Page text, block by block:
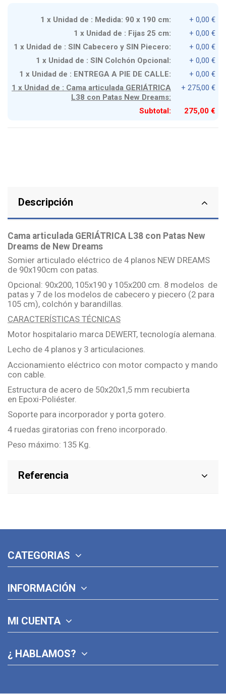
1 x Unidad de : Medida: 90 x 190 cm:
+ 0,00 €
1 x Unidad de : Fijas 25 cm:
+ 0,00 €
1 x Unidad de : SIN Cabecero y SIN Piecero:
+ 0,00 €
1 x Unidad de : SIN Colchón Opcional:
+ 0,00 €
1 x Unidad de : ENTREGA A PIE DE CALLE:
+ 0,00 €
1 x Unidad de : Cama articulada GERIÁTRICA
L38 con Patas New Dreams:
+ 275,00 €
Subtotal: 275,00 €
Descripción
Cama articulada GERIÁTRICA L38 con Patas New
Dreams de New Dreams
Somier articulado eléctrico de 4 planos NEW DREAMS
de 90x190cm con patas.
Opcional: 90x200, 105x190 y 105x200 cm. 8 modelos de
patas y 7 de los modelos de cabecero y piecero (2 para
105 cm), colchón y barandillas.
CARACTERÍSTICAS TÉCNICAS
Motor hospitalario marca DEWERT, tecnología alemana.
Lecho de 4 planos y 3 articulaciones.
Accionamiento eléctrico con motor compacto y mando
con cable.
Estructura de acero de 50x20x1,5 mm recubierta
en Epoxi-Poliéster.
Soporte para incorporador y porta gotero.
4 ruedas giratorias con freno incorporado.
Peso máximo: 135 Kg.
Referencia
CATEGORIAS
INFORMACIÓN
MI CUENTA
¿ HABLAMOS?